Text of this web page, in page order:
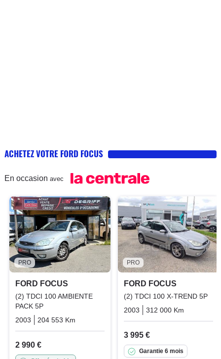
ACHETEZ VOTRE FORD FOCUS
En occasion avec
PRO
FORD FOCUS
(2) TDCI 100 AMBIENTE
PACK 5P
2003
204 553 Km Diesel
2 990 €
PRO
FORD FOCUS
(2) TDCI 100 X-TREND 5P
2003
312 000 Km
3 995 €
Garantie 6 mois